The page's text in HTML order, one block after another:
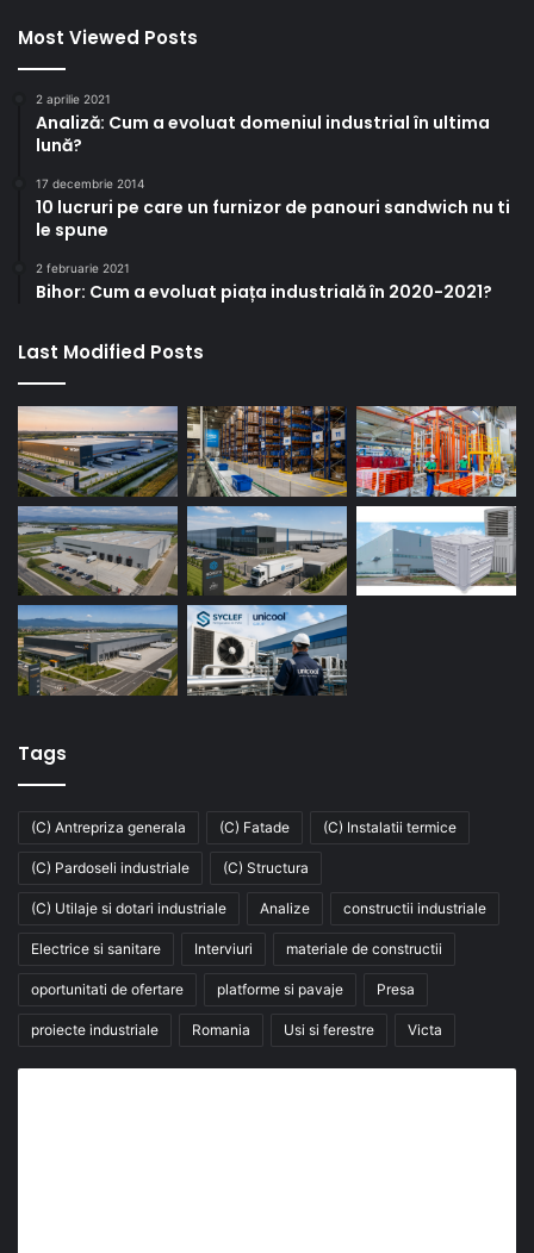
Most Viewed Posts
2 aprilie 2021
Analiză: Cum a evoluat domeniul industrial în ultima
lună?
17 decembrie 2014
10 lucruri pe care un furnizor de panouri sandwich nu ti
le spune
2 februarie 2021
Bihor: Cum a evoluat piața industrială în 2020-2021?
Last Modified Posts
Tags
(C) Antrepriza generala (C) Fatade (C) Instalatii termice
(C) Pardoseli industriale (C) Structura
(C) Utilaje si dotari industriale Analize constructii industriale
Electrice si sanitare Interviuri materiale de constructii
oportunitati de ofertare platforme si pavaje Presa
proiecte industriale Romania Usi si ferestre Victa